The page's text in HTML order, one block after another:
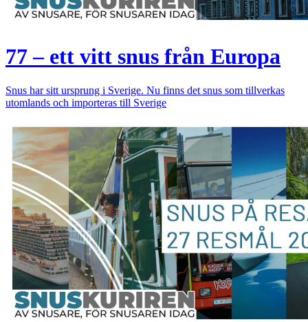
77 – ett vitt snus från Europa
Snus har sitt ursprung i Sverige. Nu finns det snus som tillverkas
utomlands och importeras till Sverige